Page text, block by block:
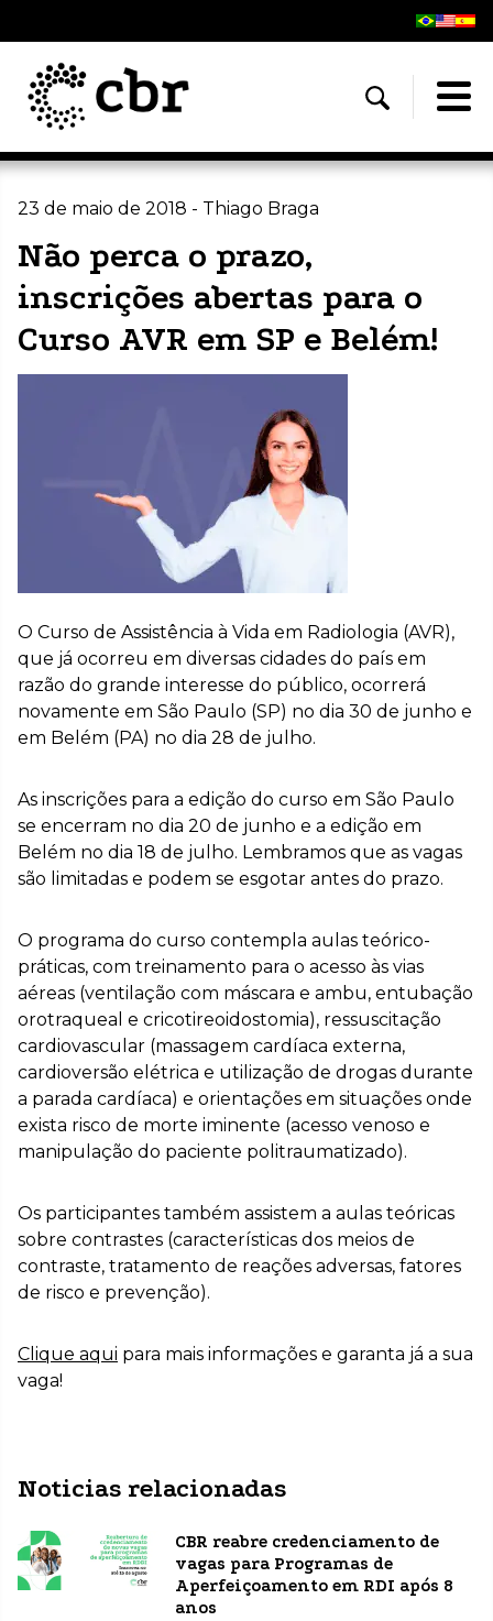
23 de maio de 2018 - Thiago Braga
Não perca o prazo,
inscrições abertas para o
Curso AVR em SP e Belém!
O Curso de Assistência à Vida em Radiologia (AVR),
que já ocorreu em diversas cidades do país em
razão do grande interesse do público, ocorrerá
novamente em São Paulo (SP) no dia 30 de junho e
em Belém (PA) no dia 28 de julho.
As inscrições para a edição do curso em São Paulo
se encerram no dia 20 de junho e a edição em
Belém no dia 18 de julho. Lembramos que as vagas
são limitadas e podem se esgotar antes do prazo.
O programa do curso contempla aulas teórico-
práticas, com treinamento para o acesso às vias
aéreas (ventilação com máscara e ambu, entubação
orotraqueal e cricotireoidostomia), ressuscitação
cardiovascular (massagem cardíaca externa,
cardioversão elétrica e utilização de drogas durante
a parada cardíaca) e orientações em situações onde
exista risco de morte iminente (acesso venoso e
manipulação do paciente politraumatizado).
Os participantes também assistem a aulas teóricas
sobre contrastes (características dos meios de
contraste, tratamento de reações adversas, fatores
de risco e prevenção).
Clique aqui para mais informações e garanta já a sua
vaga!
Noticias relacionadas
CBR reabre credenciamento de
vagas para Programas de
Aperfeiçoamento em RDI após 8
anos